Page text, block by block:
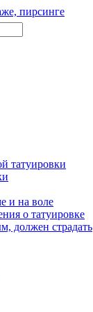
тaтуировки
и на воле
о тaтуировке
должен страдать